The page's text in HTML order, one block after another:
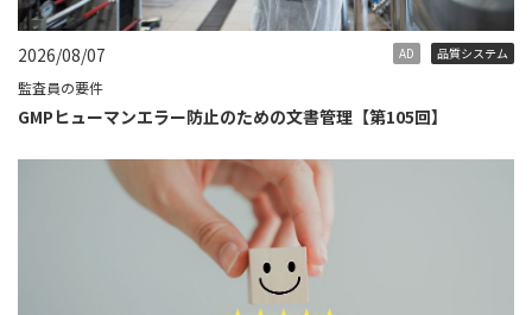
2026/08/07 AD 品質システム
監査員の要件
GMPヒューマンエラー防止のための文書管理【第105回】